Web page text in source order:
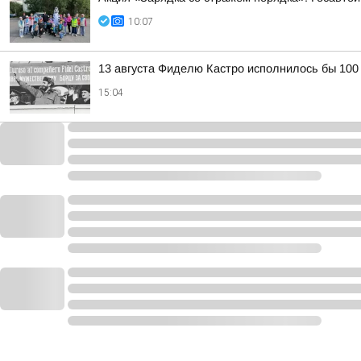
10:07
13 августа Фиделю Кастро исполнилось бы 100
15:04